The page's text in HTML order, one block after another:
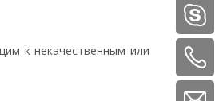
к некачественным или